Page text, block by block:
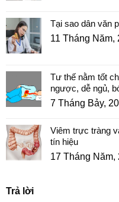
Tại sao dân văn
11 Tháng Năm,
Tư thế nằm tốt
ngược, dễ ngủ,
7 Tháng Bảy,
Viêm trực tràng
tín hiệu
17 Tháng Năm,
Trả lời